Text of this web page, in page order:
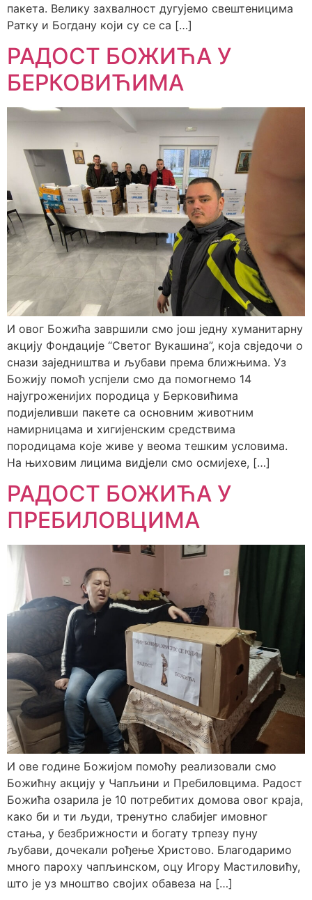
пакета. Велику захвалност дугујемо свештеницима
Ратку и Богдану који су се са […]
РАДОСТ БОЖИЋА У
БЕРКОВИЋИМА
И овог Божића завршили смо још једну хуманитарну
акцију Фондације “Светог Вукашина”, која свједочи о
снази заједништва и љубави према ближњима. Уз
Божију помоћ успјели смо да помогнемо 14
најугроженијих породица у Берковићима
подијеливши пакете са основним животним
намирницама и хигијенским средствима
породицама које живе у веома тешким условима.
На њиховим лицима видјели смо осмијехе, […]
РАДОСТ БОЖИЋА У
ПРЕБИЛОВЦИМА
И ове године Божијом помоћу реализовали смо
Божићну акцију у Чапљини и Пребиловцима. Радост
Божића озарила је 10 потребитих домова овог краја,
како би и ти људи, тренутно слабијег имовног
стања, у безбрижности и богату трпезу пуну
љубави, дочекали рођење Христово. Благодаримо
много пароху чапљинском, оцу Игору Мастиловићу,
што је уз мноштво својих обавеза на […]